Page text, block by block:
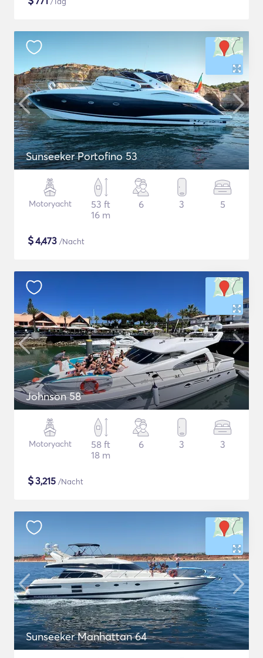
Sunseeker Portofino 53
Motoryacht
53 ft
16 m
6 3 5
$4,473 /Nacht
Johnson 58
Motoryacht
58 ft
18 m
6 3 3
$3,215 /Nacht
Sunseeker Manhattan 64